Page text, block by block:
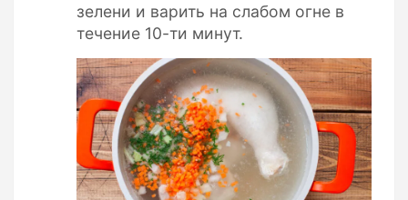
зелени и варить на слабом огне в
течение 10-ти минут.